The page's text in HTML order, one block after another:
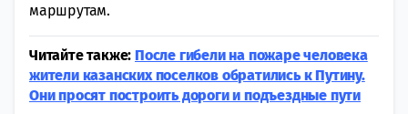
маршрутам.
Читайте также: После гибели на пожаре человека
жители казанских поселков обратились к Путину.
Они просят построить дороги и подъездные пути